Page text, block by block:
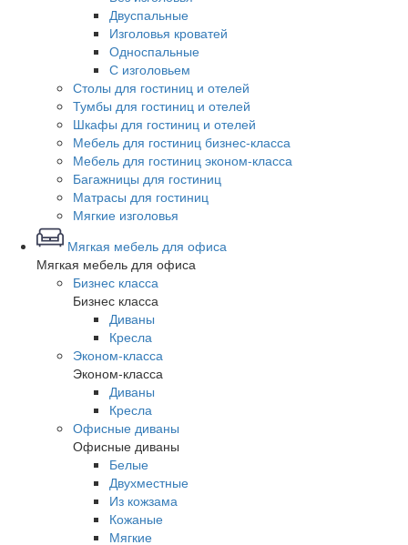
Двуспальные
Изголовья кроватей
Односпальные
С изголовьем
Столы для гостиниц и отелей
Тумбы для гостиниц и отелей
Шкафы для гостиниц и отелей
Мебель для гостиниц бизнес-класса
Мебель для гостиниц эконом-класса
Багажницы для гостиниц
Матрасы для гостиниц
Мягкие изголовья
Мягкая мебель для офиса
Мягкая мебель для офиса
Бизнес класса
Бизнес класса
Диваны
Кресла
Эконом-класса
Эконом-класса
Диваны
Кресла
Офисные диваны
Офисные диваны
Белые
Двухместные
Из кожзама
Кожаные
Мягкие